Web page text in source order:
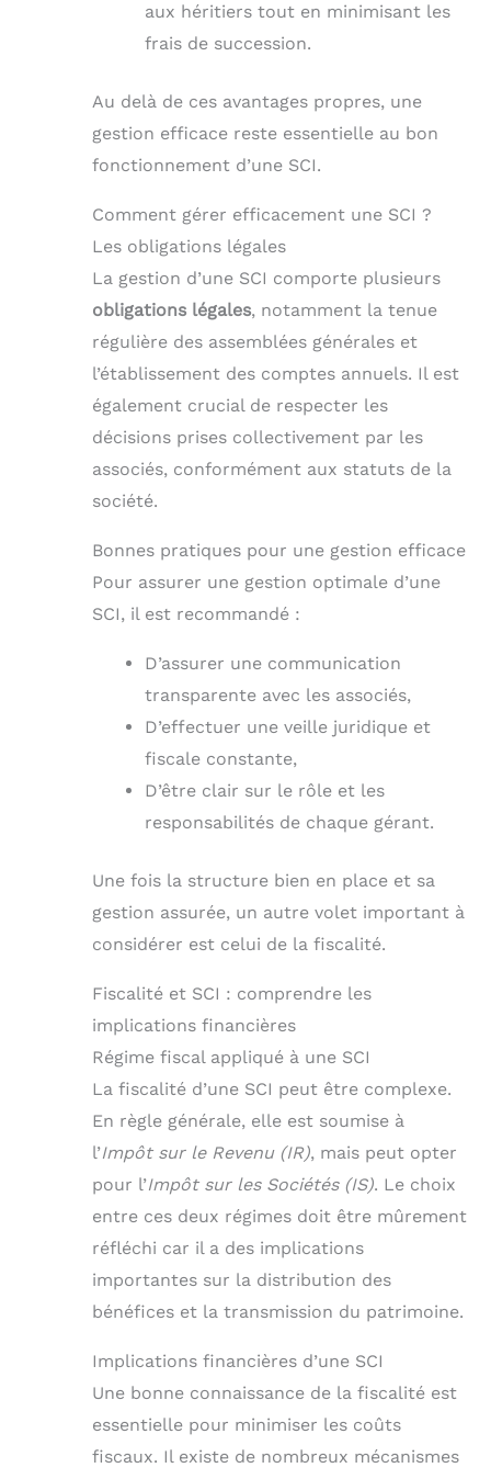
aux héritiers tout en minimisant les
frais de succession.
Au delà de ces avantages propres, une
gestion efficace reste essentielle au bon
fonctionnement d’une SCI.
Comment gérer efficacement une SCI ?
Les obligations légales
La gestion d’une SCI comporte plusieurs
obligations légales, notamment la tenue
régulière des assemblées générales et
l’établissement des comptes annuels. Il est
également crucial de respecter les
décisions prises collectivement par les
associés, conformément aux statuts de la
société.
Bonnes pratiques pour une gestion efficace
Pour assurer une gestion optimale d’une
SCI, il est recommandé :
D’assurer une communication
transparente avec les associés,
D’effectuer une veille juridique et
fiscale constante,
D’être clair sur le rôle et les
responsabilités de chaque gérant.
Une fois la structure bien en place et sa
gestion assurée, un autre volet important à
considérer est celui de la fiscalité.
Fiscalité et SCI : comprendre les
implications financières
Régime fiscal appliqué à une SCI
La fiscalité d’une SCI peut être complexe.
En règle générale, elle est soumise à
l’Impôt sur le Revenu (IR), mais peut opter
pour l’Impôt sur les Sociétés (IS). Le choix
entre ces deux régimes doit être mûrement
réfléchi car il a des implications
importantes sur la distribution des
bénéfices et la transmission du patrimoine.
Implications financières d’une SCI
Une bonne connaissance de la fiscalité est
essentielle pour minimiser les coûts
fiscaux. Il existe de nombreux mécanismes